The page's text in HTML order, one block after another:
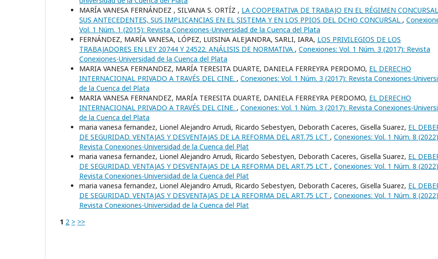
MARÍA VANESA FERNÁNDEZ , SILVANA S. ORTÍZ , LA COOPERATIVA DE TRABAJO EN EL RÉGIMEN
SUS ANTECEDENTES, SUS IMPLICANCIAS EN EL SISTEMA Y EN LOS PPIOS DEL DCHO CONCURSAL ,
Vol. 1 Núm. 1 (2015): Revista Conexiones-Universidad de la Cuenca del Plata
FERNÁNDEZ, MARÍA VANESA, LÓPEZ, LUISINA ALEJANDRA, SARLI, IARA, LOS PRIVILEGIOS DE LOS
TRABAJADORES EN LEY 20744 Y 24522. ANÁLISIS DE NORMATIVA , Conexiones: Vol. 1 Núm. 3 (2017): Revista
Conexiones-Universidad de la Cuenca del Plata
MARIA VANESA FERNANDEZ, MARÍA TERESITA DUARTE, DANIELA FERREYRA PERDOMO, EL DERECHO
INTERNACIONAL PRIVADO A TRAVÉS DEL CINE. , Conexiones: Vol. 1 Núm. 3 (2017): Revista Conexiones-
de la Cuenca del Plata
MARIA VANESA FERNANDEZ, MARÍA TERESITA DUARTE, DANIELA FERREYRA PERDOMO, EL DERECHO
INTERNACIONAL PRIVADO A TRAVÉS DEL CINE. , Conexiones: Vol. 1 Núm. 3 (2017): Revista Conexiones-
de la Cuenca del Plata
maria vanesa fernandez, Lionel Alejandro Arrudi, Ricardo Sebestyen, Deborath Caceres, Gisella Suarez, EL
DE SEGURIDAD. VENTAJAS Y DESVENTAJAS DE LA REFORMA DEL ART.75 LCT , Conexiones: Vol. 1 Núm. 8
Revista Conexiones-Universidad de la Cuenca del Plat
maria vanesa fernandez, Lionel Alejandro Arrudi, Ricardo Sebestyen, Deborath Caceres, Gisella Suarez, EL
DE SEGURIDAD. VENTAJAS Y DESVENTAJAS DE LA REFORMA DEL ART.75 LCT , Conexiones: Vol. 1 Núm. 8
Revista Conexiones-Universidad de la Cuenca del Plat
maria vanesa fernandez, Lionel Alejandro Arrudi, Ricardo Sebestyen, Deborath Caceres, Gisella Suarez, EL
DE SEGURIDAD. VENTAJAS Y DESVENTAJAS DE LA REFORMA DEL ART.75 LCT , Conexiones: Vol. 1 Núm. 8
Revista Conexiones-Universidad de la Cuenca del Plat
1 2 > >>